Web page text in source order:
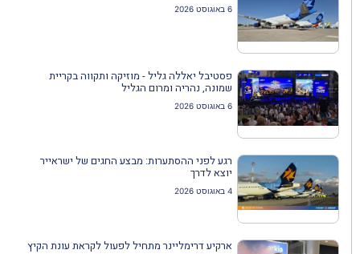
6 באוגוסט 2026
פסטיבל יאללה גליל - מוזיקה ותקווה בקריית
שמונה, נהריה ומרום הגליל
6 באוגוסט 2026
רגע לפני ההסתערות: מבצע החגים של ישראייר
יוצא לדרך
4 באוגוסט 2026
ארקיע דרימליינר מתחיל לפעול לקראת עונת הקיץ